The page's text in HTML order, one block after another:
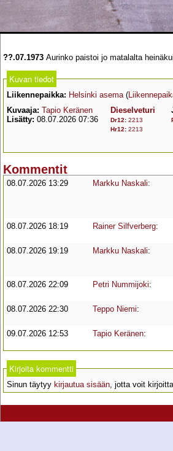
??.07.1973 Aurinko paistoi jo matalalta
Kuvan tiedot
Liikennepaikka: Helsinki asema (
Kuvaaja: Tapio Keränen
Lisätty: 08.07.2026 07:36
Dieselveturi
Dr12: 2213
Hr12: 2213
Kommentit
08.07.2026 13:29 Markku Naskali:
08.07.2026 18:19
Rainer Silfverberg:
08.07.2026 19:19
Markku Naskali:
08.07.2026 22:09
Petri Nummijoki:
08.07.2026 22:30
Teppo Niemi:
09.07.2026 12:53
Tapio Keränen:
Kirjoita kommentti
Sinun täytyy kirjautua sisään, jotta voit